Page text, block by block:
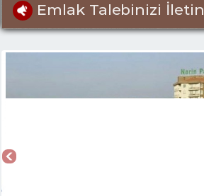
Emlak Talebinizi İletin